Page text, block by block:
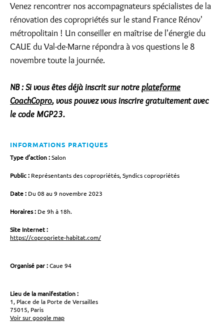
Venez rencontrer nos accompagnateurs spécialistes de la
rénovation des copropriétés sur le stand France Rénov'
métropolitain ! Un conseiller en maîtrise de l'énergie du
CAUE du Val-de-Marne répondra à vos questions le 8
novembre toute la journée.
NB : Si vous êtes déjà inscrit sur notreplateforme
CoachCopro, vous pouvez vous inscrire gratuitement avec
le code MGP23.
INFORMATIONS PRATIQUES
Type d’action :Salon
Public : Représentants des copropriétés, Syndics copropriétés
Date : Du 08 au 9 novembre 2023
Horaires : De 9h à 18h.
Site Internet :
https://copropriete-habitat.com/
Organisé par :Caue 94
Lieu de la manifestation :
1, Place de la Porte de Versailles
75015, Paris
Voir sur google map